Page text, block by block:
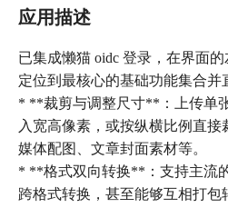
应用描述
已集成懒猫 oidc 登录，在界面
定位到最核心的基础功能集合并
* **裁剪与调整尺寸**：上传单
入宽高像素，或按纵横比例直
媒体配图、文章封面素材等。
* **格式双向转换**：支持主流
跨格式转换，甚至能够互相打包